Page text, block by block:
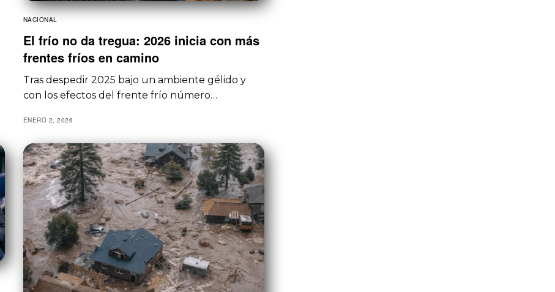
NACIONAL
El frío no da tregua: 2026 inicia con más
frentes fríos en camino
Tras despedir 2025 bajo un ambiente gélido y
con los efectos del frente frío número…
ENERO 2, 2026